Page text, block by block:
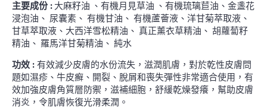
主要成份 : 大麻籽油 、有機月見草油 、有機琉璃苣油、金盞花
浸泡油、 尿囊素、 有機甘油、 有機蘆薈液、洋甘菊萃取液、
甘草萃取液、大西洋雪松精油、 真正薰衣草精油、 胡蘿蔔籽
精油、 羅馬洋甘菊精油、 純水
功效 : 有效減少皮膚的水份流失，滋潤肌膚，對於乾性皮膚問
題如濕疹、牛皮癬、開裂、脫屑和喪失彈性非常適合使用，有
效加強皮膚角質層防禦，滋補細胞，舒緩乾燥發癢，幫助皮膚
消炎，令肌膚恢復光滑柔潤。